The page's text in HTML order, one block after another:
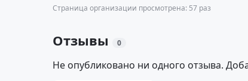
Страница организации просмотрена: 57 раз
Отзывы 0
Не опубликовано ни одного отзыва.